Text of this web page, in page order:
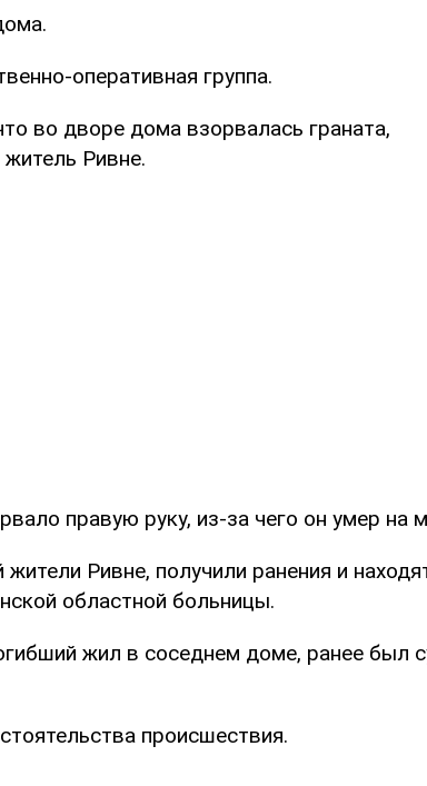
оперативная группа.
во дворе дома взорвалась граната,
Ривне.
правую руку, из-за чего он умер на
Ривне, получили ранения и
областной больницы.
жил в соседнем доме, ранее был
происшествия.